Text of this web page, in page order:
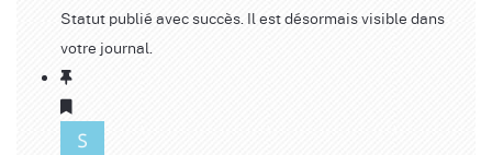
Statut publié avec succès. Il est désormais visible dans
votre journal.